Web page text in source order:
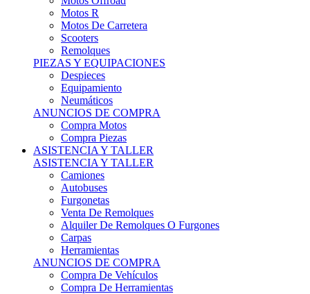
Motos R
Motos De Carretera
Scooters
Remolques
PIEZAS Y EQUIPACIONES
Despieces
Equipamiento
Neumáticos
ANUNCIOS DE COMPRA
Compra Motos
Compra Piezas
ASISTENCIA Y TALLER
ASISTENCIA Y TALLER
Camiones
Autobuses
Furgonetas
Venta De Remolques
Alquiler De Remolques O Furgones
Carpas
Herramientas
ANUNCIOS DE COMPRA
Compra De Vehículos
Compra De Herramientas